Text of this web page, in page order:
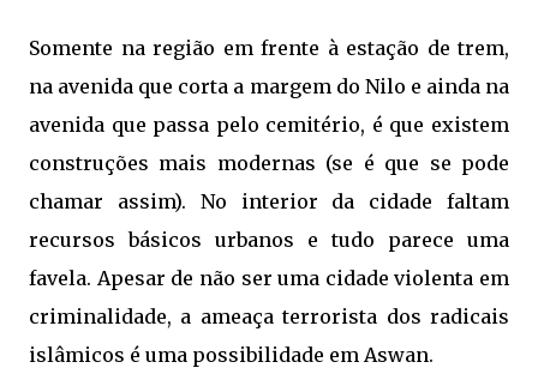
Somente na região em frente à estação de trem,
na avenida que corta a margem do Nilo e ainda na
avenida que passa pelo cemitério, é que existem
construções mais modernas (se é que se pode
chamar assim). No interior da cidade faltam
recursos básicos urbanos e tudo parece uma
favela. Apesar de não ser uma cidade violenta em
criminalidade, a ameaça terrorista dos radicais
islâmicos é uma possibilidade em Aswan.